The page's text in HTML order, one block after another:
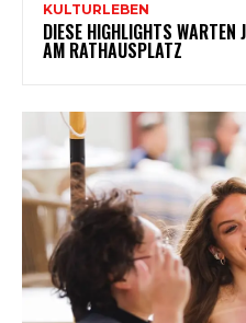
KULTURLEBEN
DIESE HIGHLIGHTS
AM RATHAUSPLATZ